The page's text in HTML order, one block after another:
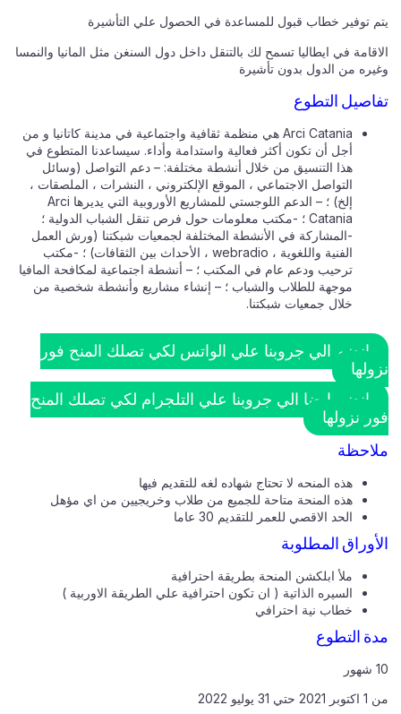
يتم توفير خطاب قبول للمساعدة في الحصول علي التأشيرة
الاقامة في ايطاليا تسمح لك بالتنقل داخل دول السنغن مثل المانيا والنمسا
وغيره من الدول بدون تأشيرة
تفاصيل التطوع
Arci Catania هي منظمة ثقافية واجتماعية في مدينة كاتانيا و من
أجل أن تكون أكثر فعالية واستدامة وأداء. سيساعدنا المتطوع في
هذا التنسيق من خلال أنشطة مختلفة: – دعم التواصل (وسائل
التواصل الاجتماعي ، الموقع الإلكتروني ، النشرات ، الملصقات ،
إلخ) ؛ – الدعم اللوجستي للمشاريع الأوروبية التي يديرها Arci
Catania ؛ -مكتب معلومات حول فرص تنقل الشباب الدولية ؛
-المشاركة في الأنشطة المختلفة لجمعيات شبكتنا (ورش العمل
الفنية واللغوية ، webradio ، الأحداث بين الثقافات) ؛ -مكتب
ترحيب ودعم عام في المكتب ؛ – أنشطة اجتماعية لمكافحة المافيا
موجهة للطلاب والشباب ؛ – إنشاء مشاريع وأنشطة شخصية من
خلال جمعيات شبكتنا.
انضم الي جروبنا علي الواتس لكي تصلك المنح فور
نزولها
انضم ايضا الي جروبنا علي التلجرام لكي تصلك المنح
فور نزولها
ملاحظة
هذه المنحه لا تحتاج شهاده لغه للتقديم فيها
هذه المنحة متاحة للجميع من طلاب وخريجيين من اي مؤهل
الحد الاقصي للعمر للتقديم 30 عاما
الأوراق المطلوبة
ملأ ابلكشن المنحة بطريقة احترافية
السيره الذاتية ( ان تكون احترافية علي الطريقة الاوربية )
خطاب نية احترافي
مدة التطوع
10 شهور
من 1 اكتوبر 2021 حتي 31 يوليو 2022